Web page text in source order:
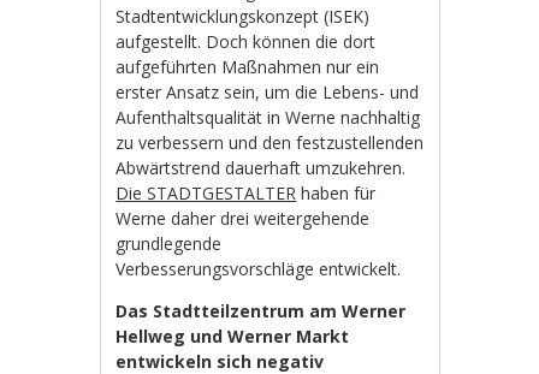
Stadtentwicklungskonzept (ISEK)
aufgestellt. Doch können die dort
aufgeführten Maßnahmen nur ein
erster Ansatz sein, um die Lebens- und
Aufenthaltsqualität in Werne nachhaltig
zu verbessern und den festzustellenden
Abwärtstrend dauerhaft umzukehren.
Die STADTGESTALTER haben für
Werne daher drei weitergehende
grundlegende
Verbesserungsvorschläge entwickelt.
Das Stadtteilzentrum am Werner
Hellweg und Werner Markt
entwickeln sich negativ